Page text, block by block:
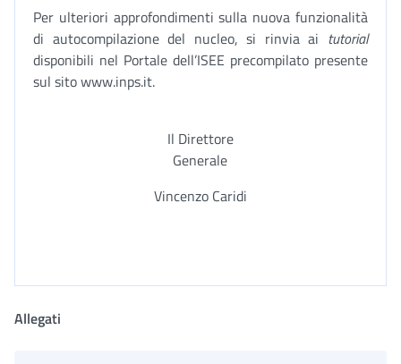
Per ulteriori approfondimenti sulla nuova funzionalità
di autocompilazione del nucleo, si rinvia ai tutorial
disponibili nel Portale dell’ISEE precompilato presente
sul sito www.inps.it.
Il Direttore
Generale
Vincenzo Caridi
Allegati